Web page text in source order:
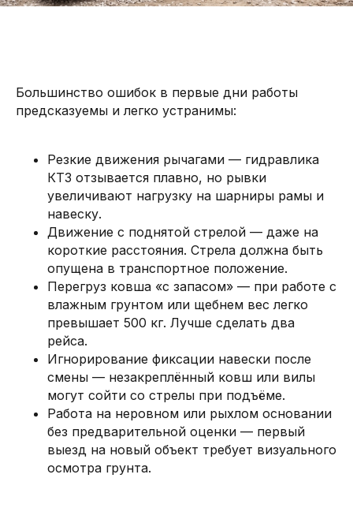
Большинство ошибок в первые дни работы
предсказуемы и легко устранимы:
Резкие движения рычагами — гидравлика
КТЗ отзывается плавно, но рывки
увеличивают нагрузку на шарниры рамы и
навеску.
Движение с поднятой стрелой — даже на
короткие расстояния. Стрела должна быть
опущена в транспортное положение.
Перегруз ковша «с запасом» — при работе с
влажным грунтом или щебнем вес легко
превышает 500 кг. Лучше сделать два
рейса.
Игнорирование фиксации навески после
смены — незакреплённый ковш или вилы
могут сойти со стрелы при подъёме.
Работа на неровном или рыхлом основании
без предварительной оценки — первый
выезд на новый объект требует визуального
осмотра грунта.